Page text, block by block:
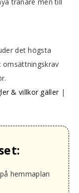
tränare men till
det högsta
omsättningskrav
& villkor gäller|
hemmaplan